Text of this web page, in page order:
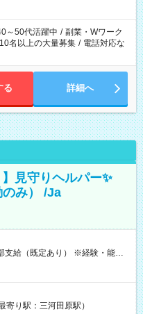
あります。
～50代活躍中 / 副業・Wワーク
10名以上の大量募集 / 電話対応な
る 詳細へ
見守りヘルパー✨
み） /Ja
給（既定あり） ※経験・能力を
異なる部分があります。 雇用
寄り駅：三河田原駅）